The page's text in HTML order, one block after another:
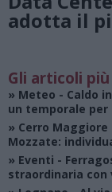
adotta il
Gli articoli
» Meteo - Caldo
un temporale
» Cerro Maggiore
Mozzate:
» Eventi -
straordinaria con